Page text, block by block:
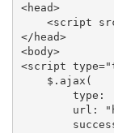
<head>
<script
</head>
<body>
<script
    $.ajax(
type:
url: